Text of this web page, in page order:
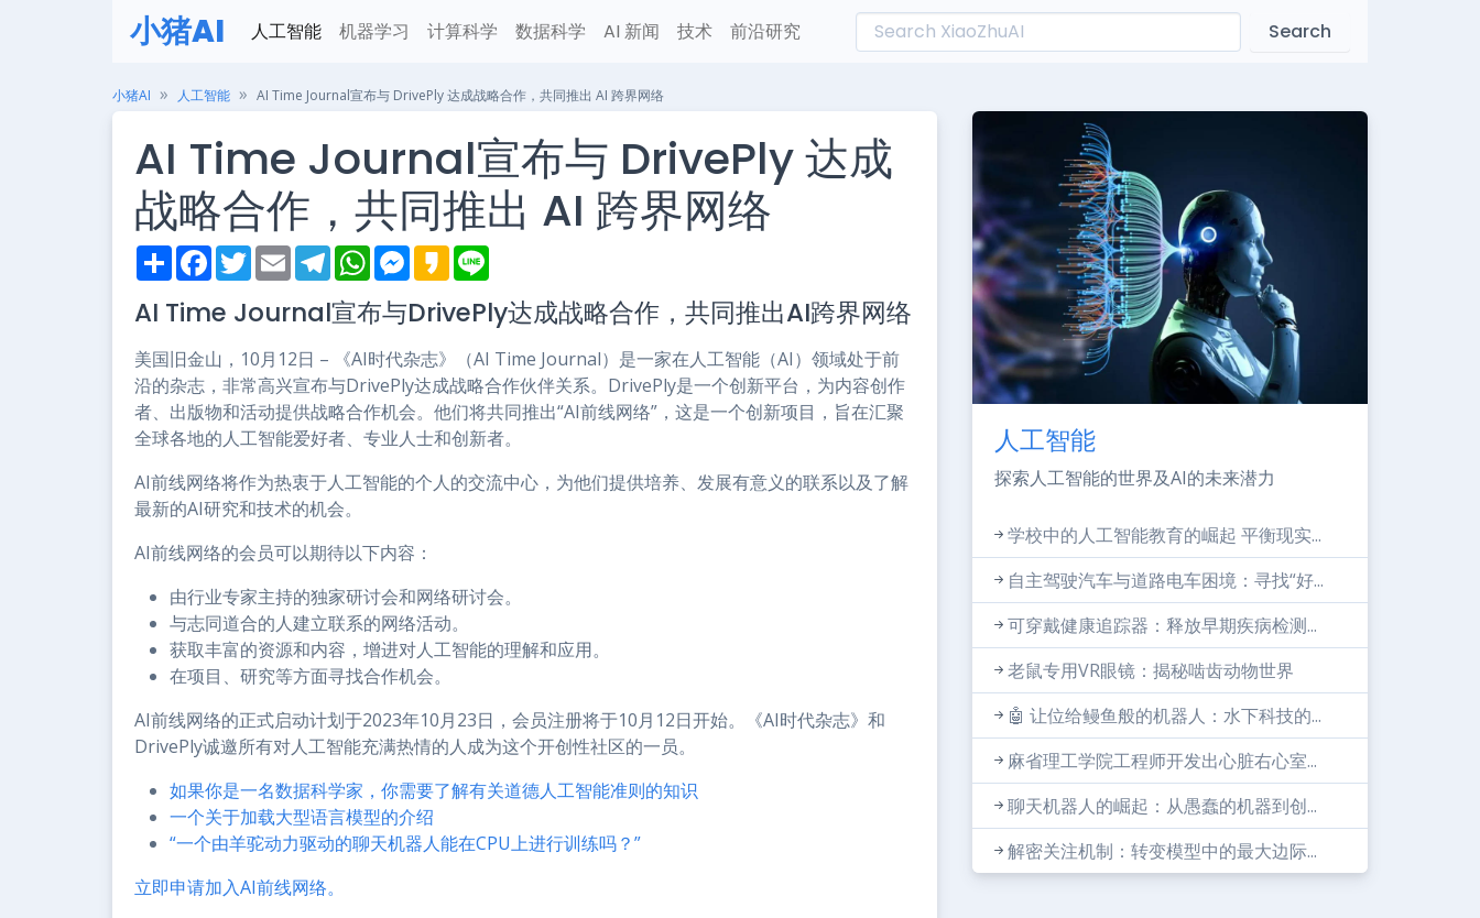
小猪AI 人工智能 机器学习 计算科学 数据科学 AI 新闻 技术 前沿研究 Search
小猪AI 人工智能 AI Time Journal宣布与 DrivePly 达成战略合作，共同推出 AI 跨界网络
AI Time Journal宣布与 DrivePly 达成
战略合作，共同推出 AI 跨界网络
S
h
r
e
F
a
e
b
o
T
w
t
t
r
E
m
i
l
T
e
e
g
m
W
h
t
s
p
p
M
e
s
e
g
e
r
K
a
a
o
e
AI Time Journal宣布与DrivePly达成战略合作，共同推出AI跨界网络
美国旧金山，10月12日 – 《AI时代杂志》（AI Time Journal）是一家在人工智能（AI）领域处于前
沿的杂志，非常高兴宣布与DrivePly达成战略合作伙伴关系。DrivePly是一个创新平台，为内容创作
者、出版物和活动提供战略合作机会。他们将共同推出“AI前线网络”，这是一个创新项目，旨在汇聚
全球各地的人工智能爱好者、专业人士和创新者。
AI前线网络将作为热衷于人工智能的个人的交流中心，为他们提供培养、发展有意义的联系以及了解
最新的AI研究和技术的机会。
AI前线网络的会员可以期待以下内容：
由行业专家主持的独家研讨会和网络研讨会。
与志同道合的人建立联系的网络活动。
获取丰富的资源和内容，增进对人工智能的理解和应用。
在项目、研究等方面寻找合作机会。
AI前线网络的正式启动计划于2023年10月23日，会员注册将于10月12日开始。《AI时代杂志》和
DrivePly诚邀所有对人工智能充满热情的人成为这个开创性社区的一员。
如果你是一名数据科学家，你需要了解有关道德人工智能准则的知识
一个关于加载大型语言模型的介绍
“一个由羊驼动力驱动的聊天机器人能在CPU上进行训练吗？”
立即申请加入AI前线网络。
人工智能
探索人工智能的世界及AI的未来潜力
学校中的人工智能教育的崛起 平衡现实...
自主驾驶汽车与道路电车困境：寻找“好...
可穿戴健康追踪器：释放早期疾病检测...
老鼠专用VR眼镜：揭秘啮齿动物世界
🤖 让位给鳗鱼般的机器人：水下科技的...
麻省理工学院工程师开发出心脏右心室...
聊天机器人的崛起：从愚蠢的机器到创...
解密关注机制：转变模型中的最大边际...